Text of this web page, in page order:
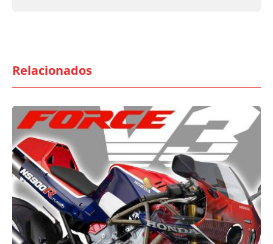
Relacionados